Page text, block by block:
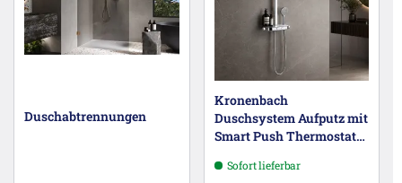
Duschabtrennungen
Kronenbach
Duschsystem Aufputz mit
Smart Push Thermostat
Sofort lieferbar